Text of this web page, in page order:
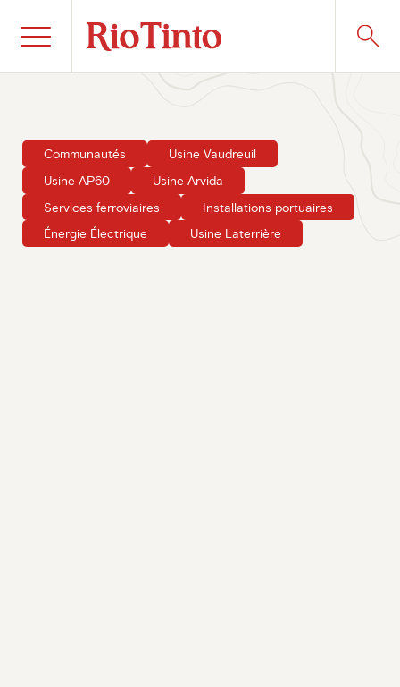
Communautés Usine Vaudreuil
Usine AP60 Usine Arvida
Services ferroviaires Installations portuaires
Énergie Électrique Usine Laterrière